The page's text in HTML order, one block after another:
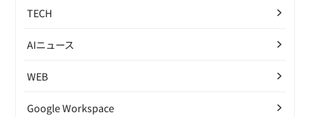
TECH
AIニュース
WEB
Google Workspace